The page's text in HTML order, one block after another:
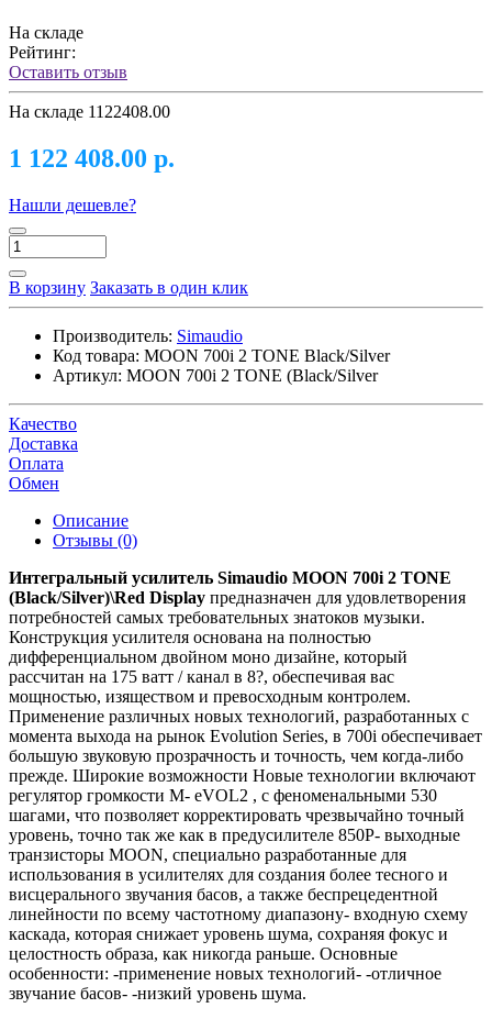
На складе
Рейтинг:
Оставить отзыв
На складе 1122408.00
1 122 408.00 р.
Нашли дешевле?
В корзину Заказать в один клик
Производитель: Simaudio
Код товара: MOON 700i 2 TONE Black/Silver
Артикул: MOON 700i 2 TONE (Black/Silver
Качество
Доставка
Оплата
Обмен
Описание
Отзывы (0)
Интегральный усилитель Simaudio MOON 700i 2 TONE
(Black/Silver)\Red Display предназначен для удовлетворения
потребностей самых требовательных знатоков музыки.
Конструкция усилителя основана на полностью
дифференциальном двойном моно дизайне, который
рассчитан на 175 ватт / канал в 8?, обеспечивая вас
мощностью, изяществом и превосходным контролем.
Применение различных новых технологий, разработанных с
момента выхода на рынок Evolution Series, в 700i обеспечивает
большую звуковую прозрачность и точность, чем когда-либо
прежде. Широкие возможности Новые технологии включают
регулятор громкости M- eVOL2 , с феноменальными 530
шагами, что позволяет корректировать чрезвычайно точный
уровень, точно так же как в предусилителе 850P- выходные
транзисторы MOON, специально разработанные для
использования в усилителях для создания более тесного и
висцерального звучания басов, а также беспрецедентной
линейности по всему частотному диапазону- входную схему
каскада, которая снижает уровень шума, сохраняя фокус и
целостность образа, как никогда раньше. Основные
особенности: -применение новых технологий- -отличное
звучание басов- -низкий уровень шума.